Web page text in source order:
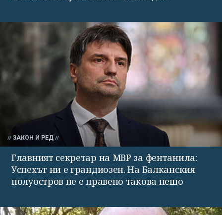
ЗАКОН И РЕД
Главният секретар на МВР за фентанила:
Успехът ни е грандиозен. На Балканския
полуостров не е правено такова нещо